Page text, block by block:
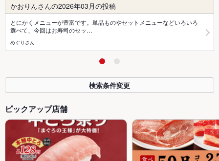
かおりんさんの2026年03月の投稿
とにかくメニューが豊富です。単品ものやセットメニューなどいろいろ
選べて、今回はお寿司のセッ…
めぐりさん
検索条件変更
ピックアップ店舗